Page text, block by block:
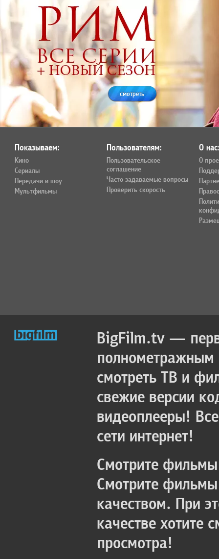
смотреть
Показываем:
Кино
Сериалы
Передачи и шоу
Мультфильмы
Пользователям:
Пользовательское
соглашение
Часто задаваемые вопросы
Проверить скорость
О
О
BigFilm.tv —
полнометражным
смотреть ТВ и
свежие версии
видеоплееры!
сети интернет!
Смотрите
Смотрите
качеством. При
качестве хотите
просмотра!